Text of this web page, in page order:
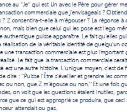
au ‘’Je’’ qui est Un avec le Père pour gérer m
commerciale que j’envisageais ?
? Z consentira-t-elle à m’épouser ? La réponse à
, mais bien que celui qui les pose est l’ego
authentique puisse apparaître. Le fait qu’elles
réalisation de la véritable identité de quelqu’un
une transaction commerciale est plus important
Le fait que la transaction commerciale
est une autre histoire. L ’unique moyen, c’est de
dire : ‘’Puisse l’Être s’éveiller et prendre les
ou non, que Z m’épouse ou non.’’ Et une fois
on voit que les questions étaient inutiles,
que ce qui est approprié se produira, que ceci
attendait ou pas.